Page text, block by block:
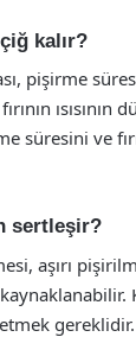
kalır?
pişirme
ısısının
süresini ve
sertleşir?
aşırı
etmek gereklidir.